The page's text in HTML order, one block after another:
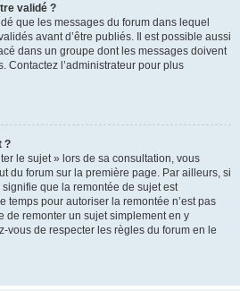
validé ?
que les messages du forum dans lequel
avant d’être publiés. Il est possible aussi
dans un groupe dont les messages doivent
Contactez l’administrateur pour plus
?
le sujet » lors de sa consultation, vous
du forum sur la première page. Par ailleurs, si
que la remontée de sujet est
temps pour autoriser la remontée n’est pas
de remonter un sujet simplement en y
vous de respecter les règles du forum en le